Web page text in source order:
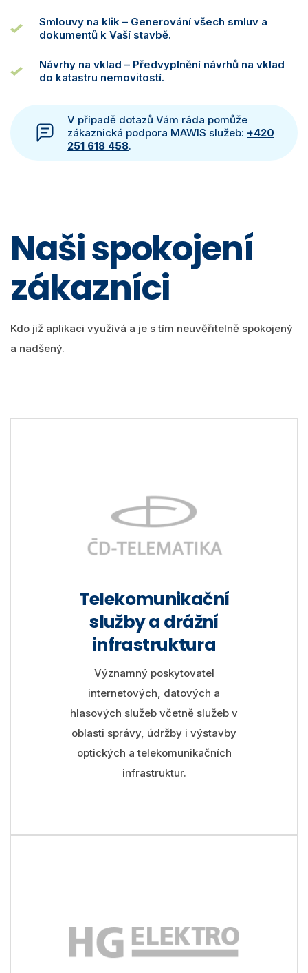
Smlouvy na klik – Generování všech smluv a
dokumentů k Vaší stavbě.
Návrhy na vklad – Předvyplnění návrhů na vklad
do katastru nemovitostí.
V případě dotazů Vám ráda pomůže
zákaznická podpora MAWIS služeb: +420
251 618 458.
Naši spokojení
zákazníci
Kdo již aplikaci využívá a je s tím neuvěřitelně spokojený
a nadšený.
Telekomunikační
služby a drážní
infrastruktura
Významný poskytovatel
internetových, datových a
hlasových služeb včetně služeb v
oblasti správy, údržby i výstavby
optických a telekomunikačních
infrastruktur.